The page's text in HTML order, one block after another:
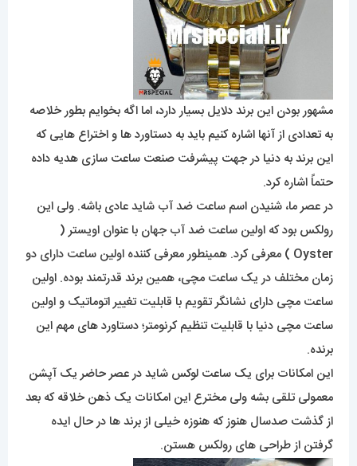
مشهور بودن این برند دلایل بسیار دارد، اما اگه بخوایم بطور خلاصه
به تعدادی از آنها اشاره کنیم باید به دستاورد ها و اختراع هایی که
این برند به دنیا در جهت پیشرفت صنعت ساعت سازی هدیه داده
حتماً اشاره کرد.
در عصر ما، شنیدن اسم ساعت ضد آب شاید عادی باشه. ولی این
رولکس بود که اولین ساعت ضد آب جهان با عنوان اویستر (
Oyster ) معرفی کرد. همینطور معرفی کننده اولین ساعت دارای دو
زمان مختلف در یک ساعت مچی، همین برند قدرتمند بوده. اولین
ساعت مچی دارای نشانگر تقویم با قابلیت تغییر اتوماتیک و اولین
ساعت مچی دنیا با قابلیت تنظیم کرنومتر؛ دستاورد های مهم این
برنده.
این امکانات برای یک ساعت لوکس شاید در عصر حاضر یک آپشن
معمولی تلقی بشه ولی مخترع این امکانات یک ذهن خلاقه که بعد
از گذشت صدسال هنوز که هنوزه خیلی از برند ها در حال ایده
گرفتن از طراحی های رولکس هستن.